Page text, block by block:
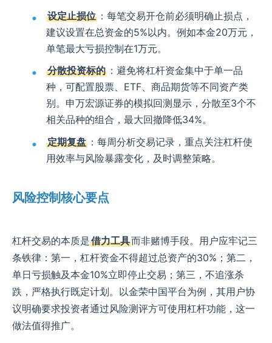
设定止损位 ：每笔交易开仓前必须明确止损点，
建议设置在总资金的5%以内。例如本金20万元，
单笔最大亏损控制在1万元。
分散投资标的 ：避免将杠杆资金集中于单一品
种，可配置股票、ETF、商品期货等不同资产类
别。申万宏源证券的模拟回测显示，分散至3个不
相关品种的组合，最大回撤降低34%。
定期复盘 ：每周分析交易记录，重点关注杠杆使
用效率与风险暴露变化，及时调整策略。
风险控制核心要点
杠杆交易的本质是借力工具而非赌博手段。用户应牢记三
条铁律：第一，杠杆资金不得超过总资产的30%；第二，
单日亏损触及本金10%立即停止交易；第三，不追涨杀
跌，严格执行既定计划。以金荣中国平台为例，其用户协
议明确要求投资者通过风险测评方可使用杠杆功能，这一
做法值得推广。